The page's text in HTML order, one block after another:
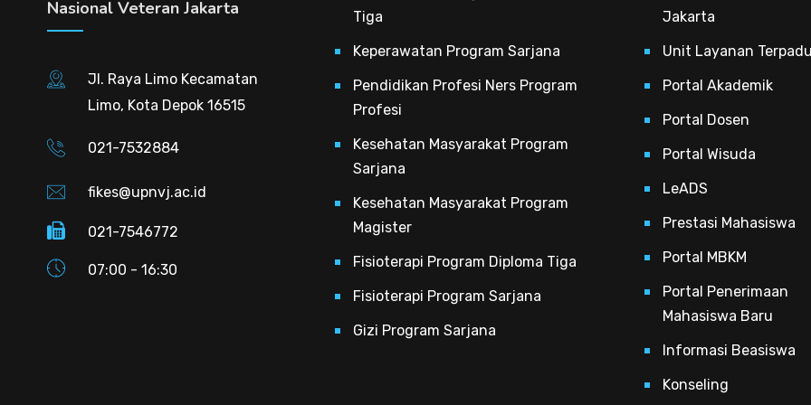
Nasional Veteran Jakarta
Jl. Raya Limo Kecamatan
Limo, Kota Depok 16515
021-7532884
fikes@upnvj.ac.id
021-7546772
07:00 - 16:30
Tiga
Keperawatan Program Sarjana
Pendidikan Profesi Ners Program
Profesi
Kesehatan Masyarakat Program
Sarjana
Kesehatan Masyarakat Program
Magister
Fisioterapi Program Diploma Tiga
Fisioterapi Program Sarjana
Gizi Program Sarjana
Jakarta
Unit Layanan
Portal Akademik
Portal Dosen
Portal Wisuda
LeADS
Prestasi Mahasiswa
Portal MBKM
Portal Penerimaan
Mahasiswa Baru
Informasi Beasiswa
Konseling